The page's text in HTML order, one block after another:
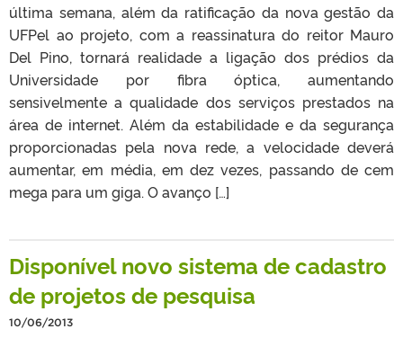
última semana, além da ratificação da nova gestão da
UFPel ao projeto, com a reassinatura do reitor Mauro
Del Pino, tornará realidade a ligação dos prédios da
Universidade por fibra óptica, aumentando
sensivelmente a qualidade dos serviços prestados na
área de internet. Além da estabilidade e da segurança
proporcionadas pela nova rede, a velocidade deverá
aumentar, em média, em dez vezes, passando de cem
mega para um giga. O avanço […]
Disponível novo sistema de cadastro
de projetos de pesquisa
10/06/2013